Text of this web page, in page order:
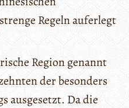
Regeln auferlegt
Region genannt
der besonders
ausgesetzt. Da die